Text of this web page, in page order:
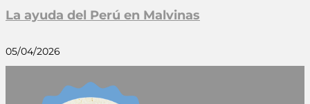
La ayuda del Perú en Malvinas
05/04/2026